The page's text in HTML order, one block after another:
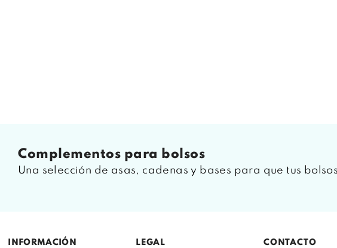
complementos para bolsos
Una selección de asas, cadenas y bases para que tus
INFORMACIÓN LEGAL CONTACTO